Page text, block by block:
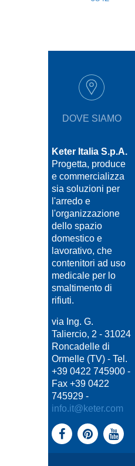
DOVE SIAMO
Keter Italia S.p.A.
Progetta, produce
e commercializza
sia soluzioni per
l'arredo e
l'organizzazione
dello spazio
domestico e
lavorativo, che
contenitori ad uso
medicale per lo
smaltimento di
rifiuti.
via Ing. G.
Taliercio, 2 - 31024
Roncadelle di
Ormelle (TV) - Tel.
+39 0422 745900 -
Fax +39 0422
745929 -
info.it@keter.com